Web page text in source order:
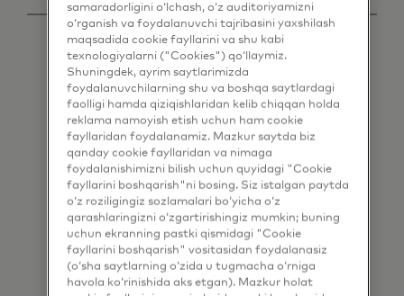
samaradorligini o‘lchash, o‘z auditoriyamizni
o‘rganish va foydalanuvchi tajribasini yaxshilash
maqsadida cookie fayllarini va shu kabi
texnologiyalarni ("Cookies") qo‘llaymiz.
Shuningdek, ayrim saytlarimizda
foydalanuvchilarning shu va boshqa saytlardagi
faolligi hamda qiziqishlaridan kelib chiqqan holda
reklama namoyish etish uchun ham cookie
fayllaridan foydalanamiz. Mazkur saytda biz
qanday cookie fayllaridan va nimaga
foydalanishimizni bilish uchun quyidagi "Cookie
fayllarini boshqarish"ni bosing. Siz istalgan paytda
o‘z roziligingiz sozlamalari bo‘yicha o‘z
qarashlaringizni o‘zgartirishingiz mumkin; buning
uchun ekranning pastki qismidagi "Cookie
fayllarini boshqarish" vositasidan foydalanasiz
(o‘sha saytlarning o‘zida u tugmacha o‘rniga
havola ko‘rinishida aks etgan). Mazkur holat